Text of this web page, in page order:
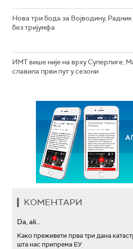
Нова три бода за Војводину,
без тријумфа
ИМТ више није на врху Суперлиге,
славила први пут у сезони
КОМЕНТАРИ
Da, ali...
Како преживети прва три дана
шта нас припрема ЕУ